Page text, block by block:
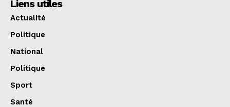
Liens utiles
Actualité
Politique
National
Politique
Sport
Santé